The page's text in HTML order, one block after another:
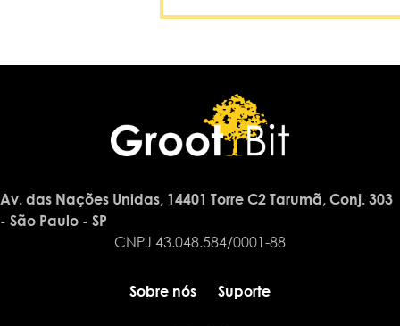
Av. das Nações Unidas, 14401 Torre C2 Tarumã, Conj. 303
- São Paulo - SP
CNPJ 43.048.584/0001-88
Sobre nós Suporte